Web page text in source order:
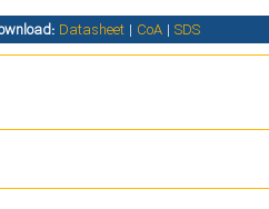
Datasheet | CoA |SDS